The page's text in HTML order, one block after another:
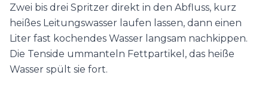
Zwei bis drei Spritzer direkt in den Abfluss, kurz
heißes Leitungswasser laufen lassen, dann einen
Liter fast kochendes Wasser langsam nachkippen.
Die Tenside ummanteln Fettpartikel, das heiße
Wasser spült sie fort.